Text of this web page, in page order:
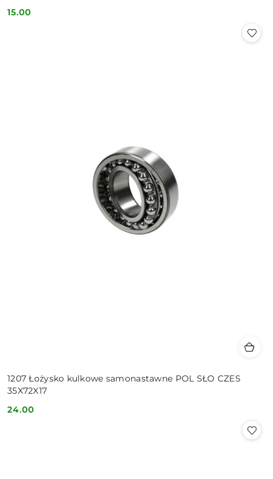
Cena:
15.00
1207 Łożysko kulkowe samonastawne POL SŁO CZES
35X72X17
Cena:
24.00